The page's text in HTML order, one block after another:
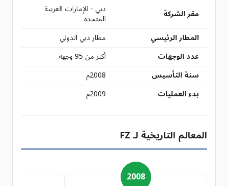
مقر الشركة
دبي - الإمارات العربية
المتحدة
المطار الرئيسي
مطار دبي الدولي
عدد الوجهات
أكثر من 95 وجهة
سنة التأسيس
2008م
بدء العمليات
2009م
المعالم التاريخية لـ FZ
2008